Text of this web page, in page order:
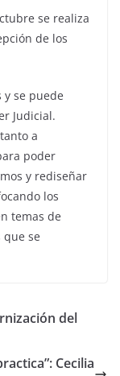
se realiza
de los
y se puede
Judicial.
a
poder
y rediseñar
los
temas de
se
del
Cecilia